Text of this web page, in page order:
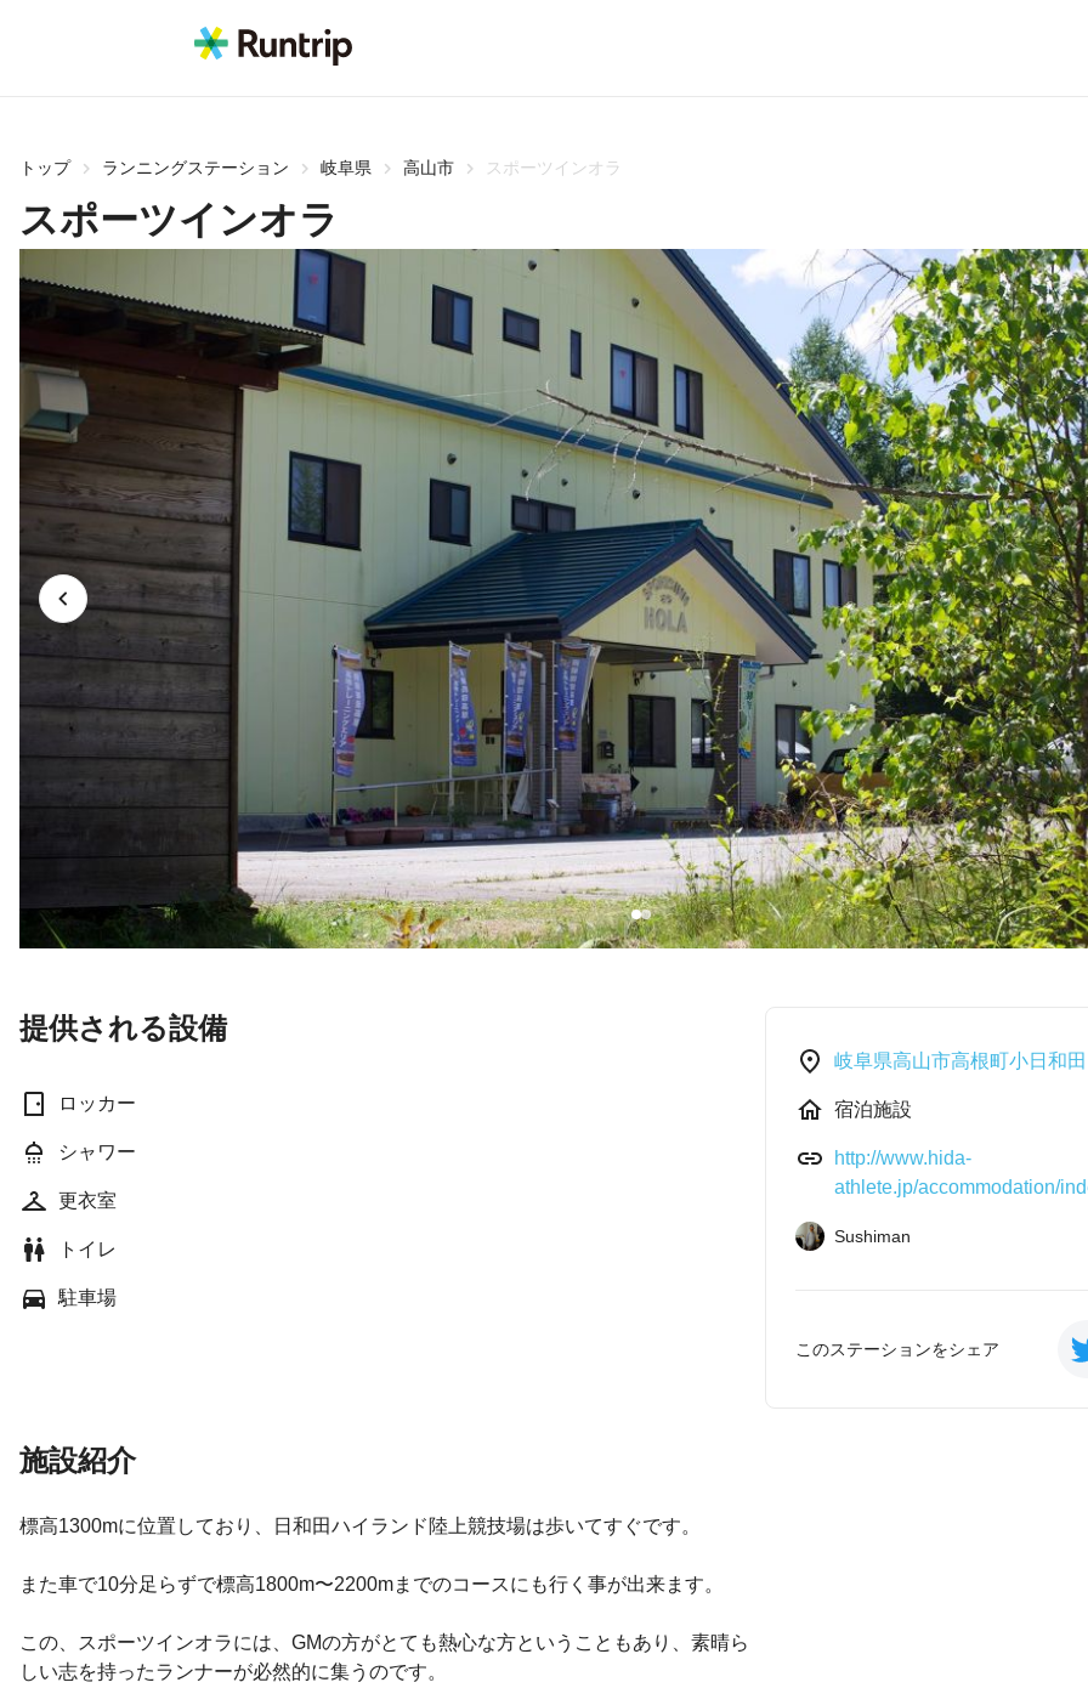
トップ ランニングステーション 岐阜県 高山市 スポーツインオラ
スポーツインオラ
提供される設備
ロッカー
シャワー
更衣室
トイレ
駐車場
施設紹介
標高1300mに位置しており、日和田ハイランド陸上競技場は歩いてすぐです。
また車で10分足らずで標高1800m〜2200mまでのコースにも行く事が出来ます。
この、スポーツインオラには、GMの方がとても熱心な方ということもあり、素晴ら
しい志を持ったランナーが必然的に集うのです。
岐阜県高山市高根町小日和田
宿泊施設
http://www.hida-
athlete.jp/accommodation/
Sushiman
このステーションをシェア